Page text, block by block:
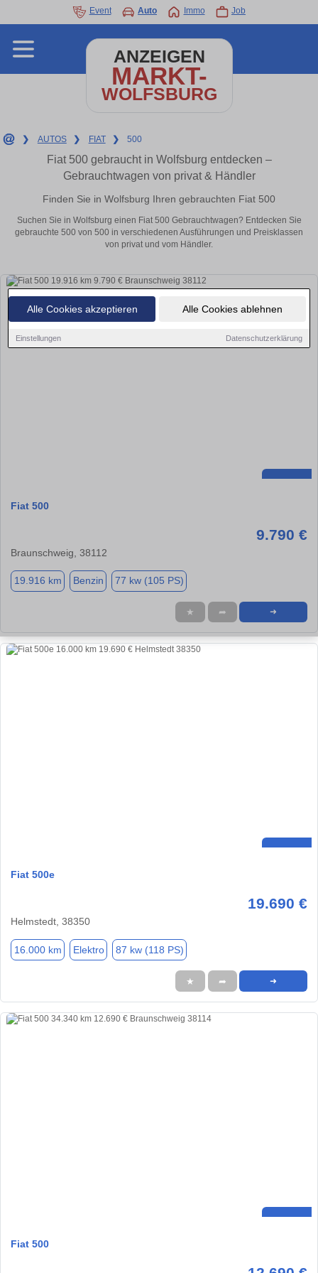
Alle Cookies akzeptieren Alle Cookies ablehnen
Einstellungen Datenschutzerklärung
Event Auto Immo Job
ANZEIGEN
MARKT-
WOLFSBURG
❯ AUTOS ❯ FIAT ❯ 500
Fiat 500 gebraucht in Wolfsburg entdecken –
Gebrauchtwagen von privat & Händler
Finden Sie in Wolfsburg Ihren gebrauchten Fiat 500
Suchen Sie in Wolfsburg einen Fiat 500 Gebrauchtwagen? Entdecken Sie
gebrauchte 500 von 500 in verschiedenen Ausführungen und Preisklassen
von privat und vom Händler.
Fiat 500
9.790 €
Braunschweig, 38112
19.916 km Benzin 77 kw (105 PS)
★ ➦ ➜
Fiat 500e
19.690 €
Helmstedt, 38350
16.000 km Elektro 87 kw (118 PS)
★ ➦ ➜
Fiat 500